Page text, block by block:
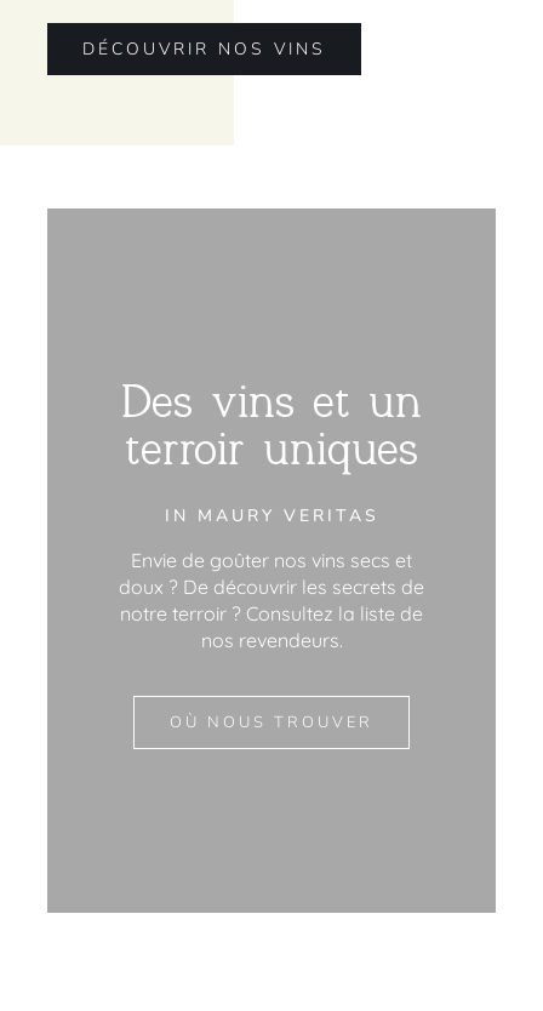
DÉCOUVRIR NOS VINS
Des vins et un
terroir uniques
IN MAURY VERITAS
Envie de goûter nos vins secs et
doux ? De découvrir les secrets de
notre terroir ? Consultez la liste de
nos revendeurs.
OÙ NOUS TROUVER